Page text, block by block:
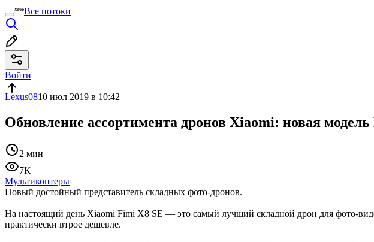
Все потоки
Войти
Lexus0810 июл 2019 в 10:42
Обновление ассортимента дронов Xiaomi: новая
2 мин
7K
Мультикоптеры
Новый достойный представитель складных фото-дронов.
На настоящий день Xiaomi Fimi X8 SE — это самый лучший складной дрон для фото-
практически втрое дешевле.